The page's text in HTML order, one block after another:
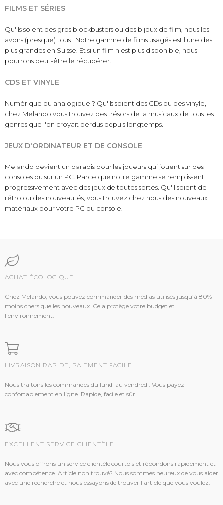
FILMS ET SÉRIES
Qu'ils soient des gros blockbusters ou des bijoux de film, nous les
avons (presque) tous ! Notre gamme de films usagés est l'une des
plus grandes en Suisse. Et si un film n'est plus disponible, nous
pourrons peut-être le récupérer.
CDS ET VINYLE
Numérique ou analogique ? Qu'ils soient des CDs ou des vinyle,
chez Melando vous trouvez des trésors de la musicaux de tous les
genres que l'on croyait perdus depuis longtemps.
JEUX D'ORDINATEUR ET DE CONSOLE
Melando devient un paradis pour les joueurs qui jouent sur des
consoles ou sur un PC. Parce que notre gamme se remplissent
progressivement avec des jeux de toutes sortes. Qu'il soient de
rétro ou des nouveautés, vous trouvez chez nous des nouveaux
matériaux pour votre PC ou console.
ACHAT ÉCOLOGIQUE
Chez Melando, vous pouvez commander des médias utilisés jusqu’à 80%
moins chers que les nouveaux. Cela protège votre budget et
l'environnement.
LIVRAISON RAPIDE, PAIEMENT FACILE
Nous traitons les commandes du lundi au vendredi. Vous payez
confortablement en ligne. Rapide, facile et sûr.
EXCELLENT SERVICE CLIENTÈLE
Nous vous offrons un service clientèle courtois et répondons rapidement et
avec compétence. Article non trouvé? Nous sommes heureux de vous aider
avec une recherche et nous essayons de trouver l'article que vous voulez.